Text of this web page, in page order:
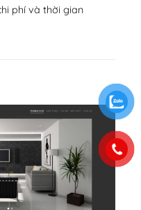
phí và thời gian